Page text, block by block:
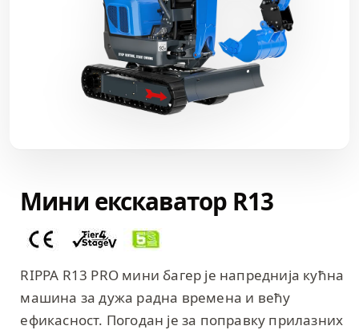
Мини екскаватор R13
RIPPA R13 PRO мини багер је напреднија кућна
машина за дужа радна времена и већу
ефикасност. Погодан је за поправку прилазних